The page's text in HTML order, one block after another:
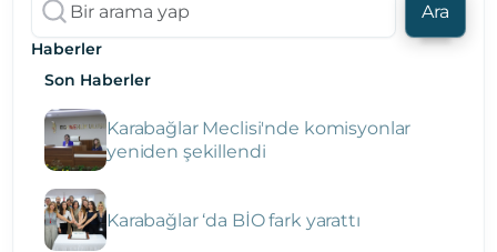
Ara
Haberler
Son Haberler
Karabağlar Meclisi'nde komisyonlar
yeniden şekillendi
Karabağlar ‘da BİO fark yarattı